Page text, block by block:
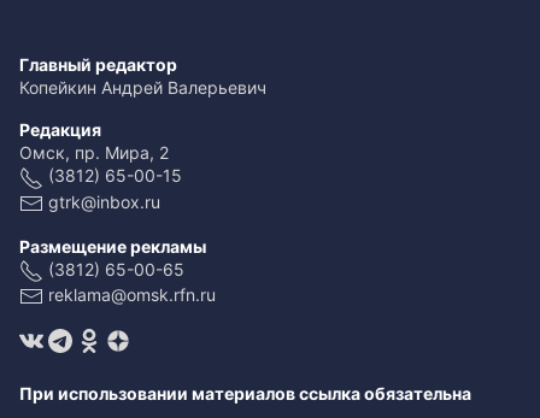
Главный редактор
Копейкин Андрей Валерьевич
Редакция
Омск, пр. Мира, 2
(3812) 65-00-15
gtrk@inbox.ru
Размещение рекламы
(3812) 65-00-65
reklama@omsk.rfn.ru
При использовании материалов ссылка обязательна